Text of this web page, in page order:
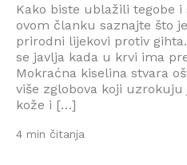
Kako biste ublažili tegobe i
ovom članku saznajte što
prirodni lijekovi protiv
se javlja kada u krvi ima
Mokraćna kiselina stvara
više zglobova koji
kože i […]
4 min čitanja